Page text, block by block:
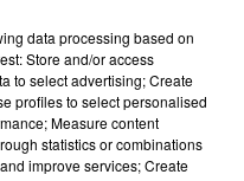
data processing based on
Store and/or access
to select advertising; Create
profiles to select personalised
Measure content
statistics or combinations
improve services; Create